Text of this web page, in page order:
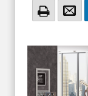
Email
Email